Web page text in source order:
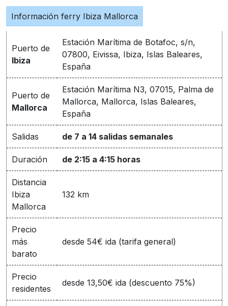
Información ferry Ibiza Mallorca
Puerto de
Ibiza
Estación Marítima de Botafoc, s/n,
07800, Eivissa, Ibiza, Islas Baleares,
España
Puerto de
Mallorca
Estación Marítima N3, 07015, Palma de
Mallorca, Mallorca, Islas Baleares,
España
Salidas de 7 a 14 salidas semanales
Duración de 2:15 a 4:15 horas
Distancia
Ibiza
Mallorca
132 km
Precio
más
barato
desde 54€ ida (tarifa general)
Precio
residentes
desde 13,50€ ida (descuento 75%)